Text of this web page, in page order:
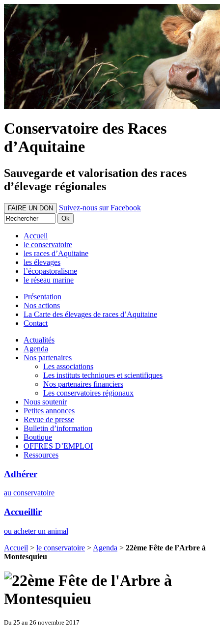
Conservatoire des Races
d’Aquitaine
Sauvegarde et valorisation des races
d’élevage régionales
FAIRE UN DON Suivez-nous sur Facebook
Accueil
le conservatoire
les races d’Aquitaine
les élevages
l’écopastoralisme
le réseau marine
Présentation
Nos actions
La Carte des élevages de races d’Aquitaine
Contact
Actualités
Agenda
Nos partenaires
Les associations
Les instituts techniques et scientifiques
Nos partenaires financiers
Les conservatoires régionaux
Nous soutenir
Petites annonces
Revue de presse
Bulletin d’information
Boutique
OFFRES D’EMPLOI
Ressources
Adhérer
au conservatoire
Accueillir
ou acheter un animal
Accueil > le conservatoire > Agenda > 22ème Fête de l’Arbre à
Montesquieu
Du 25 au 26 novembre 2017